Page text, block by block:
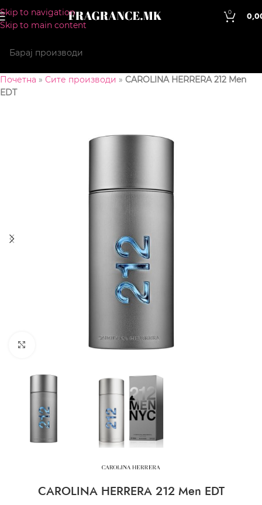
Skip to navigation
Skip to main content
0
Почетна » Сите производи » CAROLINA HERRERA 212 Men
EDT
CLICK TO ENLARGE
CAROLINA HERRERA 212 Men EDT